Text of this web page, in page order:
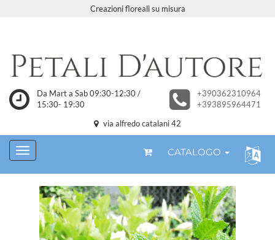
Creazioni floreali su misura
Da Mart a Sab 09:30-12:30 /
15:30- 19:30
+390362310964
+393895964471
via alfredo catalani 42
CATALOGO